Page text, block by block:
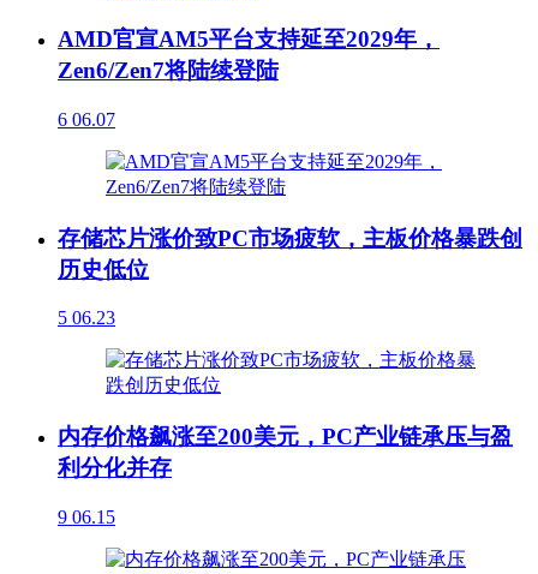
AMD官宣AM5平台支持延至2029年，
Zen6/Zen7将陆续登陆
6 06.07
存储芯片涨价致PC市场疲软，主板价格暴跌创
历史低位
5 06.23
内存价格飙涨至200美元，PC产业链承压与盈
利分化并存
9 06.15